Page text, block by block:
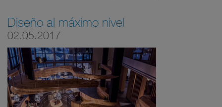
Diseño al máximo nivel
02.05.2017